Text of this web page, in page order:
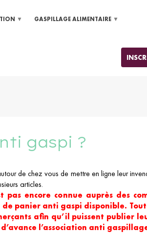
GASPILLAGE ALIMENTAIRE
gaspi ?
de chez vous de mettre en ligne leur
articles.
encore connue auprès des
panier anti gaspi disponible.
afin qu’il puissent publier
l’association anti